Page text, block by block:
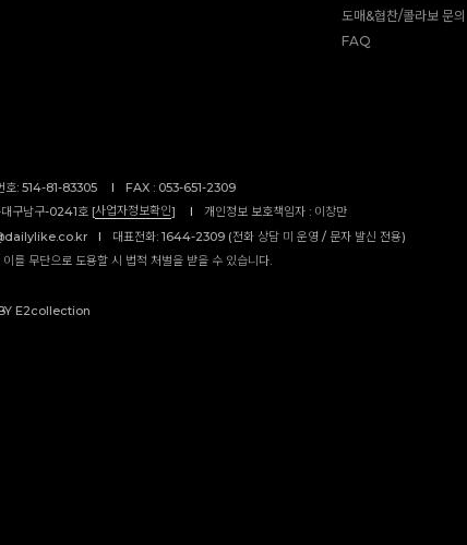
도매&협찬/콜라보 문의
FAQ
호: 514-81-83305 I
FAX : 053-651-2309
구남구-0241호 [사업자정보확인] I
개인정보 보호책임자 : 이창만
I
대표전화: 1644-2309 (전화 상담 미 운영 / 문자 발신 전용)
를 무단으로 도용할 시 법적 처벌을 받을 수 있습니다.
E2collection